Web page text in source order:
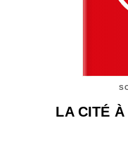
LA CITÉ À